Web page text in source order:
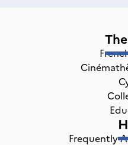
Frequently